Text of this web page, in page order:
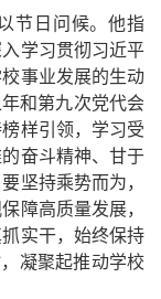
节日问候。他指
学习贯彻习近平
事业发展的生动
和第九次党代会
样引领，学习受
奋斗精神、甘于
坚持乘势而为，
障高质量发展，
实干，始终保持
凝聚起推动学校